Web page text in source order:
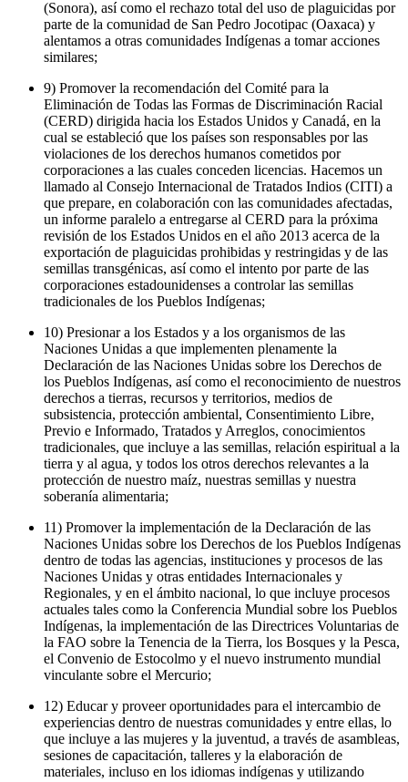
(Sonora), así como el rechazo total del uso de plaguicidas por
parte de la comunidad de San Pedro Jocotipac (Oaxaca) y
alentamos a otras comunidades Indígenas a tomar acciones
similares;
9) Promover la recomendación del Comité para la
Eliminación de Todas las Formas de Discriminación Racial
(CERD) dirigida hacia los Estados Unidos y Canadá, en la
cual se estableció que los países son responsables por las
violaciones de los derechos humanos cometidos por
corporaciones a las cuales conceden licencias. Hacemos un
llamado al Consejo Internacional de Tratados Indios (CITI) a
que prepare, en colaboración con las comunidades afectadas,
un informe paralelo a entregarse al CERD para la próxima
revisión de los Estados Unidos en el año 2013 acerca de la
exportación de plaguicidas prohibidas y restringidas y de las
semillas transgénicas, así como el intento por parte de las
corporaciones estadounidenses a controlar las semillas
tradicionales de los Pueblos Indígenas;
10) Presionar a los Estados y a los organismos de las
Naciones Unidas a que implementen plenamente la
Declaración de las Naciones Unidas sobre los Derechos de
los Pueblos Indígenas, así como el reconocimiento de nuestros
derechos a tierras, recursos y territorios, medios de
subsistencia, protección ambiental, Consentimiento Libre,
Previo e Informado, Tratados y Arreglos, conocimientos
tradicionales, que incluye a las semillas, relación espiritual a la
tierra y al agua, y todos los otros derechos relevantes a la
protección de nuestro maíz, nuestras semillas y nuestra
soberanía alimentaria;
11) Promover la implementación de la Declaración de las
Naciones Unidas sobre los Derechos de los Pueblos Indígenas
dentro de todas las agencias, instituciones y procesos de las
Naciones Unidas y otras entidades Internacionales y
Regionales, y en el ámbito nacional, lo que incluye procesos
actuales tales como la Conferencia Mundial sobre los Pueblos
Indígenas, la implementación de las Directrices Voluntarias de
la FAO sobre la Tenencia de la Tierra, los Bosques y la Pesca,
el Convenio de Estocolmo y el nuevo instrumento mundial
vinculante sobre el Mercurio;
12) Educar y proveer oportunidades para el intercambio de
experiencias dentro de nuestras comunidades y entre ellas, lo
que incluye a las mujeres y la juventud, a través de asambleas,
sesiones de capacitación, talleres y la elaboración de
materiales, incluso en los idiomas indígenas y utilizando